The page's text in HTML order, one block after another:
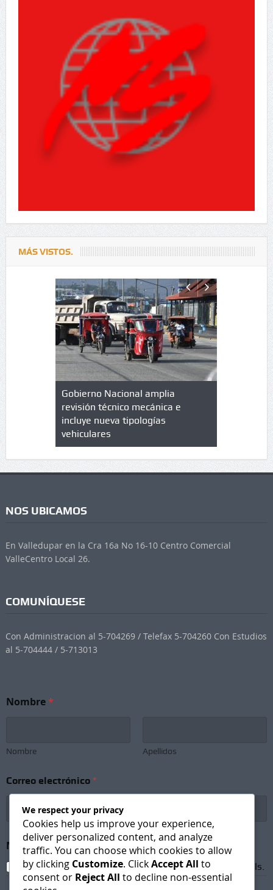
MÁS VISTOS.
en
Gobierno Nacional amplia
revisión técnico mecánica e
incluye nueva tipologías
vehiculares
Qué es
NOS UBICAMOS
En Valledupar en la Cra 16a No 16-10 Centro Comercial
ValleCentro Local 26.
COMUNÍQUESE
Con Administracion al 5-704269 / Telefax 5-704260 Con Estudios
al 5-704444 / 5-713013
Nombre*
Nombre Apellidos
Correo electrónico *
o
r
r
Newsletter Subscription *
I agree to receive newsletters and promotional emails.
We respect your privacy
Cookies help us improve your experience,
deliver personalized content, and analyze
traffic. You can choose which cookies to allow
by clicking Customize. ClickAccept All to
consent or Reject All to decline non-essential